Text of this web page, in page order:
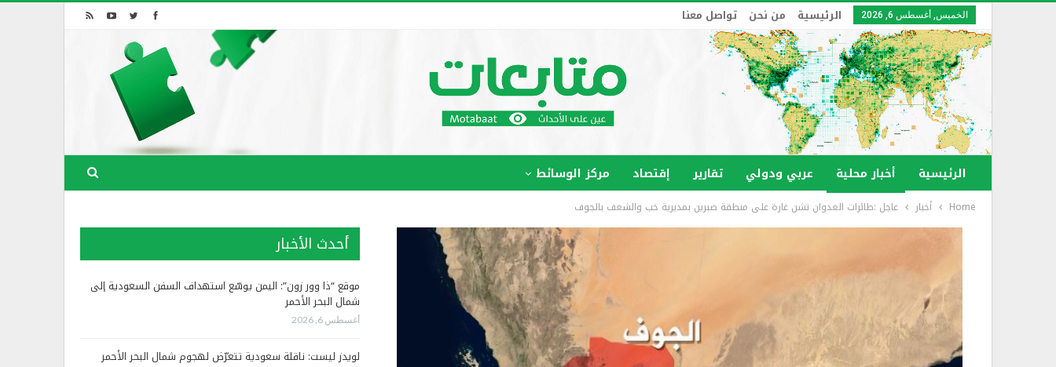
الخميس, أغسطس 6, 2026 الرئيسية من نحن تواصل معنا
الرئيسية أخبار محلية عربي ودولي تقارير إقتصاد مركز الوسائط
Home أخبار عاجل :طائرات العدوان تشن غارة على منطقة صبرين بمديرية خب والشعف بالجوف
أحدث الأخبار
موقع “ذا وور زون”: اليمن يوسّع استهداف السفن السعودية إلى
شمال البحر الأحمر
أغسطس 6, 2026
لويدز ليست: ناقلة سعودية تتعرّض لهجوم شمال البحر الأحمر